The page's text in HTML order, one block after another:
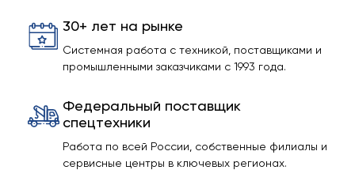
30+ лет на рынке
Системная работа с техникой, поставщиками и
промышленными заказчиками с 1993 года.
Федеральный поставщик
спецтехники
Работа по всей России, собственные филиалы и
сервисные центры в ключевых регионах.